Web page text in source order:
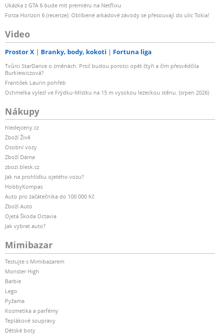
Ukázka z GTA 6 bude mít premiéru na Netflixu
Forza Horizon 6 (recenze): Oblíbené arkádové závody se přesouvají do ulic Tokia!
Video
Prostor X Branky, body, kokoti Fortuna liga
Tvůrci StarDance o změnách: Proč budou porotci opět čtyři a čím přesvědčila
Burkiewiczová?
František Laurin pohřeb
Ochmelka vylezl ve Frýdku-Místku na 15 m vysokou lezeckou stěnu. (srpen 2026)
Nákupy
hledejceny.cz
Zboží Živě
Osobní vozy
Zboží Dáma
zbozi.blesk.cz
Jak na prohlídku ojetého vozu?
HobbyKompas
Auto pro začátečníka do 100 000 Kč
Zboží Auto
Ojetá Škoda Octavia
Jak vybrat auto?
Mimibazar
Testujte s Mimibazarem
Monster High
Barbie
Lego
Pyžama
Kosmetika a parfémy
Teplákové soupravy
Dětské boty